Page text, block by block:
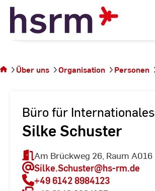
Skip
Content
sich auf
der
Über uns Organisation Personen
Büro für Internationales
Silke Schuster
Am Brückweg 26, Raum A016
Silke.Schuster@hs-rm.de
+49 6142 8984123